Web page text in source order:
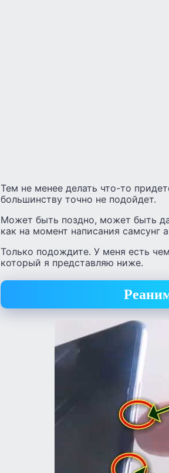
Тем не менее делать что-то
большинству точно не подойдет.
Может быть поздно, может быть
как на момент написания самсунг
Только подождите. У меня есть
который я представляю ниже.